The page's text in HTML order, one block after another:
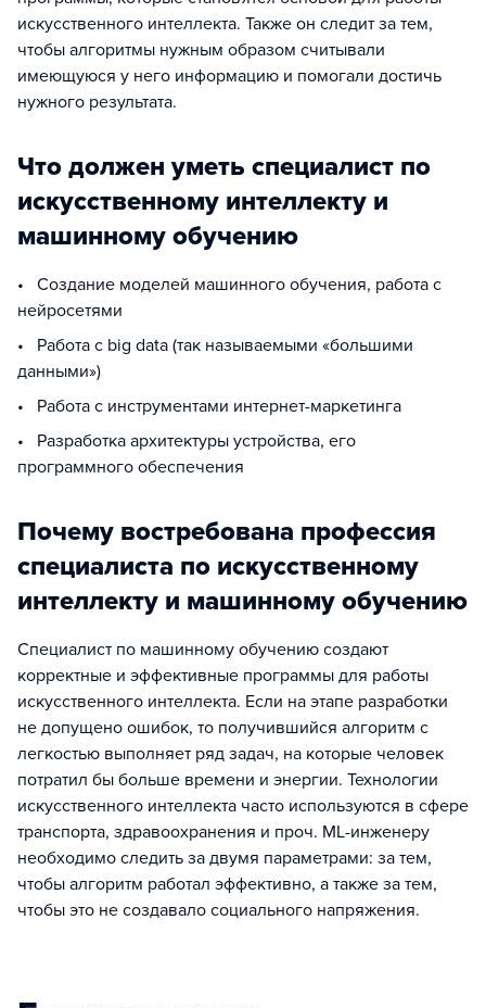
искусственного интеллекта. Также он следит за тем,
чтобы алгоритмы нужным образом считывали
имеющуюся у него информацию и помогали достичь
нужного результата.
Что должен уметь специалист по
искусственному интеллекту и
машинному обучению
• Создание моделей машинного обучения, работа с
нейросетями
• Работа с big data (так называемыми «большими
данными»)
• Работа с инструментами интернет-маркетинга
• Разработка архитектуры устройства, его
программного обеспечения
Почему востребована профессия
специалиста по искусственному
интеллекту и машинному обучению
Специалист по машинному обучению создают
корректные и эффективные программы для работы
искусственного интеллекта. Если на этапе разработки
не допущено ошибок, то получившийся алгоритм с
легкостью выполняет ряд задач, на которые человек
потратил бы больше времени и энергии. Технологии
искусственного интеллекта часто используются в сфере
транспорта, здравоохранения и проч. ML-инженеру
необходимо следить за двумя параметрами: за тем,
чтобы алгоритм работал эффективно, а также за тем,
чтобы это не создавало социального напряжения.